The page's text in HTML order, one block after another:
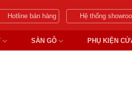
Hotline bán hàng Hệ thống
SÀN GỖ PHỤ KIỆN